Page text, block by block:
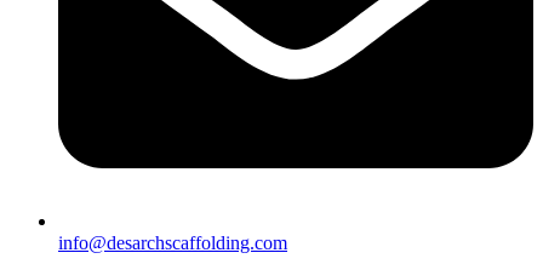
info@desarchscaffolding.com